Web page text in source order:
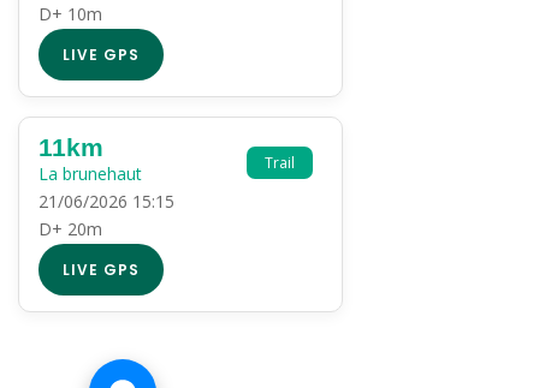
D+ 10m
LIVE GPS
Trail
11km
La brunehaut
21/06/2026 15:15
D+ 20m
LIVE GPS